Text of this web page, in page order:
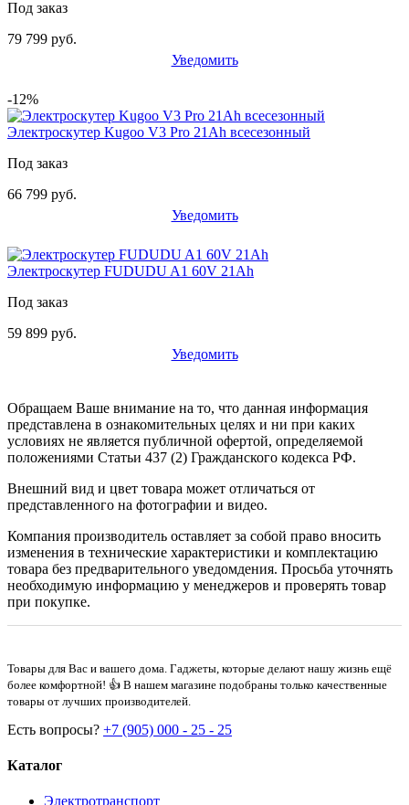
Под заказ
79 799 руб.
Уведомить
-12%
Электроскутер Kugoo V3 Pro 21Ah всесезонный
Под заказ
66 799 руб.
Уведомить
Электроскутер FUDUDU A1 60V 21Ah
Под заказ
59 899 руб.
Уведомить
Обращаем Ваше внимание на то, что данная информация
представлена в ознакомительных целях и ни при каких
условиях не является публичной офертой, определяемой
положениями Статьи 437 (2) Гражданского кодекса РФ.
Внешний вид и цвет товара может отличаться от
представленного на фотографии и видео.
Компания производитель оставляет за собой право вносить
изменения в технические характеристики и комплектацию
товара без предварительного уведомдения. Просьба уточнять
необходимую информацию у менеджеров и проверять товар
при покупке.
Товары для Вас и вашего дома. Гаджеты, которые делают нашу жизнь ещё
более комфортной! 👍 В нашем магазине подобраны только качественные
товары от лучших производителей.
Есть вопросы? +7 (905) 000 - 25 - 25
Каталог
Электротранспорт